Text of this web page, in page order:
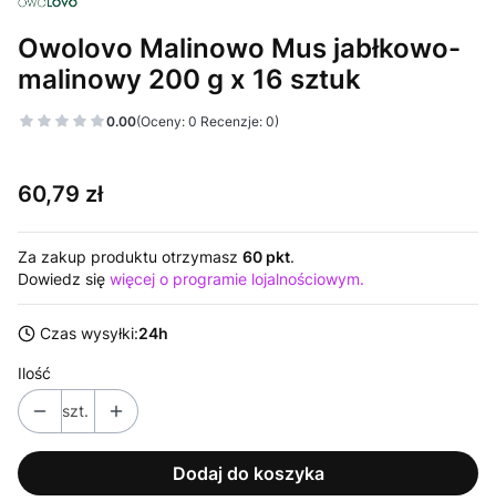
Owolovo Malinowo Mus jabłkowo-
malinowy 200 g x 16 sztuk
0.00(Oceny: 0 Recenzje: 0)
Cena
60,79 zł
Za zakup produktu otrzymasz 60 pkt.
Dowiedz się więcej o programie lojalnościowym.
Czas wysyłki:24h
Ilość
szt.
Dodaj do koszyka